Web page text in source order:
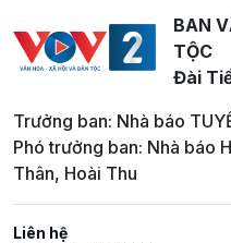
BAN
TỘC
Đài
Trưởng ban: Nhà báo
Phó trưởng ban: Nhà báo
Thân, Hoài Thu
Liên hệ